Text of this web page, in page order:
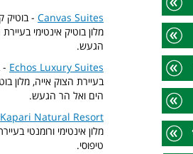
Canvas Suites - בוטיק
מלון בוטיק אינטימי
הגעש.
Echos Luxury Suites
-
בעיירת הצוק אייה, מלון
הים ואל הר הגעש.
Kapari Natural Resort
מלון אינטימי ורומנטי
טיפוסי.